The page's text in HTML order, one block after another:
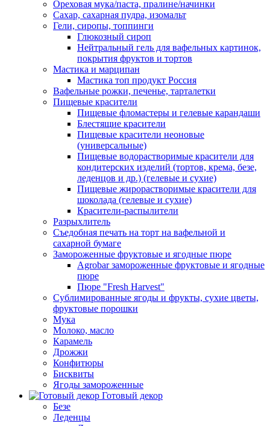
Ореховая мука/паста, пралине/начинки
Сахар, сахарная пудра, изомальт
Гели, сиропы, топпинги
Глюкозный сироп
Нейтральный гель для вафельных картинок,
покрытия фруктов и тортов
Мастика и марципан
Мастика топ продукт Россия
Вафельные рожки, печенье, тарталетки
Пищевые красители
Пищевые фломастеры и гелевые карандаши
Блестящие красители
Пищевые красители неоновые
(универсальные)
Пищевые водорастворимые красители для
кондитерских изделий (тортов, крема, безе,
леденцов и др.) (гелевые и сухие)
Пищевые жирорастворимые красители для
шоколада (гелевые и сухие)
Красители-распылители
Разрыхлитель
Съедобная печать на торт на вафельной и
сахарной бумаге
Замороженные фруктовые и ягодные пюре
Agrobar замороженные фруктовые и ягодные
пюре
Пюре "Fresh Harvest"
Сублимированные ягоды и фрукты, сухие цветы,
фруктовые порошки
Мука
Молоко, масло
Карамель
Дрожжи
Конфитюры
Бисквиты
Ягоды замороженные
Готовый декор
Безе
Леденцы